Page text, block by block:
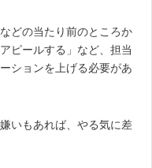
どの当たり前のところか
ピールする」など、担当
ションを上げる必要があ
いもあれば、やる気に差